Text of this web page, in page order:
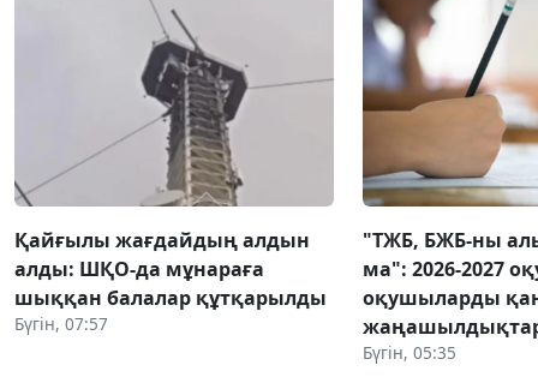
Қайғылы жағдайдың алдын
алды: ШҚО-да мұнараға
шыққан балалар құтқарылды
Бүгін, 07:57
"ТЖБ, БЖБ-ны
ма": 2026-2027
оқушыларды
жаңашылдықтар
Бүгін, 05:35